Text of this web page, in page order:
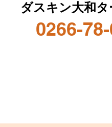
ダスキン大和
0266-